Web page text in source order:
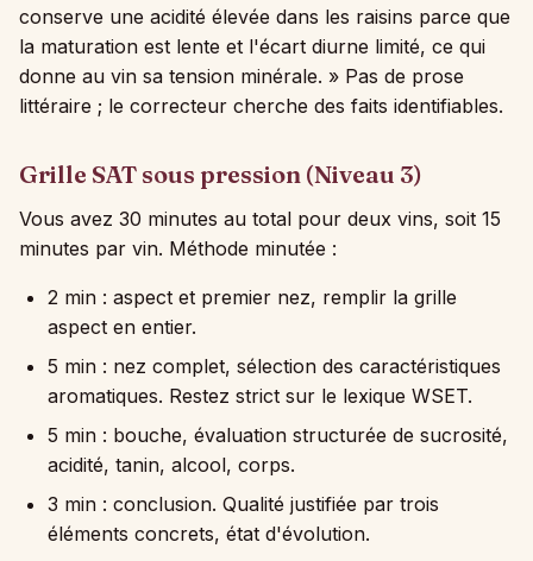
conserve une acidité élevée dans les raisins parce que
la maturation est lente et l'écart diurne limité, ce qui
donne au vin sa tension minérale. » Pas de prose
littéraire ; le correcteur cherche des faits identifiables.
Grille SAT sous pression (Niveau 3)
Vous avez 30 minutes au total pour deux vins, soit 15
minutes par vin. Méthode minutée :
2 min : aspect et premier nez, remplir la grille
aspect en entier.
5 min : nez complet, sélection des caractéristiques
aromatiques. Restez strict sur le lexique WSET.
5 min : bouche, évaluation structurée de sucrosité,
acidité, tanin, alcool, corps.
3 min : conclusion. Qualité justifiée par trois
éléments concrets, état d'évolution.